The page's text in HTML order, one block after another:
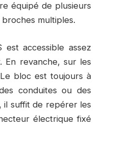
équipé de plusieurs
multiples.
accessible assez
En revanche, sur les
bloc est toujours à
conduites ou des
il suffit de repérer les
électrique fixé